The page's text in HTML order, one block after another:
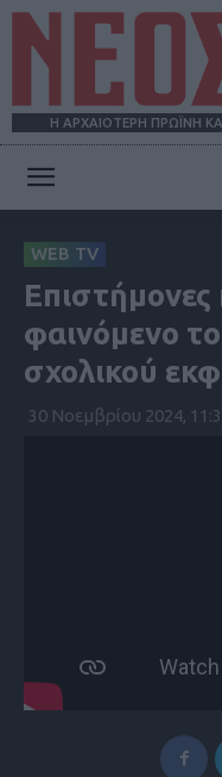
Η ΑΡΧΑΙΟΤΕΡΗ ΠΡΩΪΝΗ
WEB TV
Επιστήμονες
φαινόμενο
σχολικού
30 Νοεμβρίου 2024,